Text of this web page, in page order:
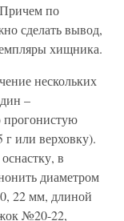
Причем по
сделать вывод,
хищника.
нескольких
–
прогонистую
или верховку).
в
диаметром
22 мм, длиной
№20-22,